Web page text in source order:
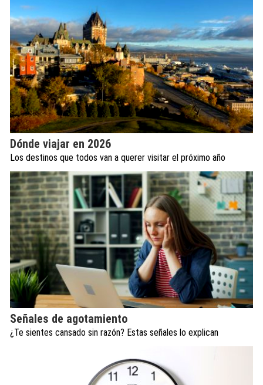
Dónde viajar en 2026
Los destinos que todos van a querer visitar el próximo año
Señales de agotamiento
¿Te sientes cansado sin razón? Estas señales lo explican